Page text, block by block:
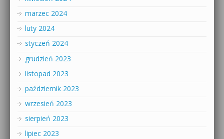
marzec 2024
luty 2024
styczeń 2024
grudzień 2023
listopad 2023
październik 2023
wrzesień 2023
sierpień 2023
lipiec 2023